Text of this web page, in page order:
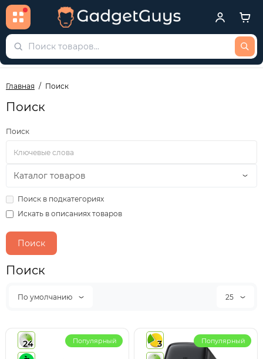
Главная Поиск
Поиск
Поиск
Поиск в подкатегориях
Искать в описаниях товаров
Поиск
По умолчанию 25
24
Популярный
3
Популярный